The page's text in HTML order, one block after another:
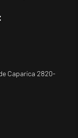
Caparica 2820-